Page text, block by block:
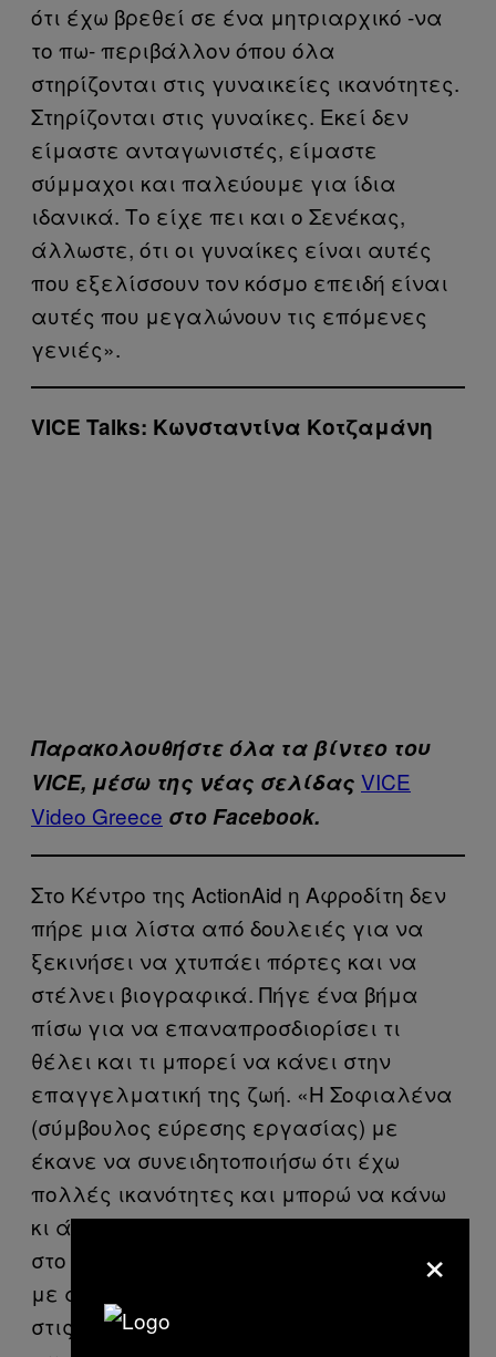
ότι έχω βρεθεί σε ένα μητριαρχικό -να
το πω- περιβάλλον όπου όλα
στηρίζονται στις γυναικείες ικανότητες.
Στηρίζονται στις γυναίκες. Εκεί δεν
είμαστε ανταγωνιστές, είμαστε
σύμμαχοι και παλεύουμε για ίδια
ιδανικά. Το είχε πει και ο Σενέκας,
άλλωστε, ότι οι γυναίκες είναι αυτές
που εξελίσσουν τον κόσμο επειδή είναι
αυτές που μεγαλώνουν τις επόμενες
γενιές».
VICE Talks: Κωνσταντίνα Κοτζαμάνη
Παρακολουθήστε όλα τα βίντεo του
VICE, μέσω της νέας σελίδας VICE
Video Greece στο Facebook.
Στο Κέντρο της ActionAid η Αφροδίτη δεν
πήρε μια λίστα από δουλειές για να
ξεκινήσει να χτυπάει πόρτες και να
στέλνει βιογραφικά. Πήγε ένα βήμα
πίσω για να επαναπροσδιορίσει τι
θέλει και τι μπορεί να κάνει στην
επαγγελματική της ζωή. «Η Σοφιαλένα
(σύμβουλος εύρεσης εργασίας) με
έκανε να συνειδητοποιήσω ότι έχω
πολλές ικανότητες και μπορώ να κάνω
κι άλλα πράγματα από αυτό που είχα
στο μυαλό μου. Με εντυπωσίασε ότι δεν
με άφησε μόνη. Πίστεψε σε μένα και
στις δυνατότητές μου και προσπάθησε
×